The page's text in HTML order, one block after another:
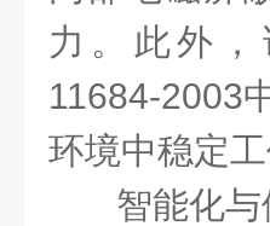
力。此外
11684-2003
环境中稳定工
智能化